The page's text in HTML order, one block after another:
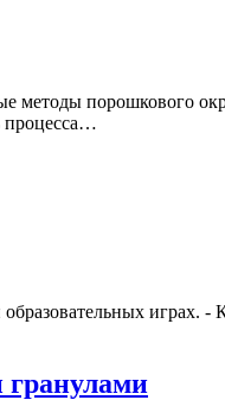
методы порошкового
процесса…
играх. -
гранулами